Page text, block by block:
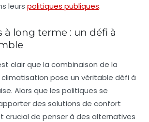
leurs politiques publiques.
à long terme : un défi à
clair que la combinaison de la
climatisation pose un véritable défi à
Alors que les politiques se
des solutions de confort
crucial de penser à des alternatives